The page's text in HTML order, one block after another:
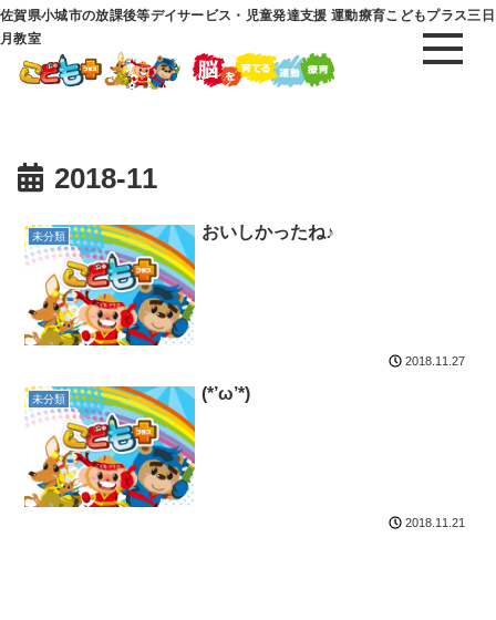
佐賀県小城市の放課後等デイサービス・児童発達支援 運動療育こどもプラス三日
月教室
2018-11
未分類 おいしかったね♪
2018.11.27
未分類 (*’ω’*)
2018.11.21